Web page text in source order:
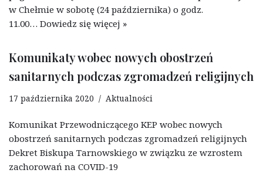
w Chełmie w sobotę (24 października) o godz.
11.00… Dowiedz się więcej »
Komunikaty wobec nowych obostrzeń
sanitarnych podczas zgromadzeń religijnych
17 października 2020 Aktualności
Komunikat Przewodniczącego KEP wobec nowych
obostrzeń sanitarnych podczas zgromadzeń religijnych
Dekret Biskupa Tarnowskiego w związku ze wzrostem
zachorowań na COVID-19